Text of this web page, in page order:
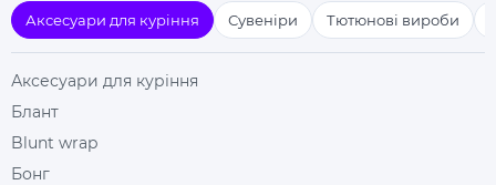
Аксесуари для куріння Сувеніри Тютюнові вироби
Аксесуари для куріння
Блант
Blunt wrap
Бонг